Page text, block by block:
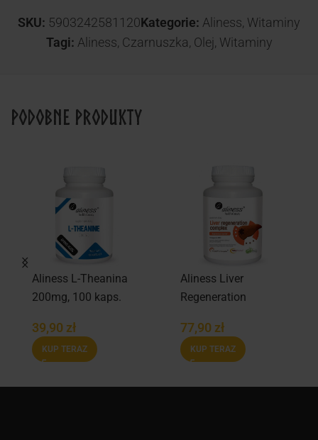
SKU: 5903242581120Kategorie: Aliness, Witaminy
Tagi: Aliness, Czarnuszka, Olej, Witaminy
Podobne produkty
Aliness L-Theanina
200mg, 100 kaps.
39,90 zł
KUP TERAZ
Aliness Liver
Regeneration
77,90 zł
KUP TERAZ